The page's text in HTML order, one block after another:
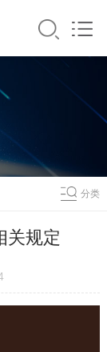
分类
关规定